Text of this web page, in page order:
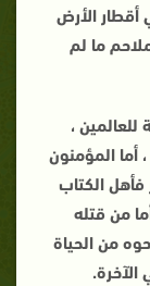
أقطار الأرض
ما لم
،
المؤمنون
فأهل الكتاب
من قتله
من الحياة
الآخرة.